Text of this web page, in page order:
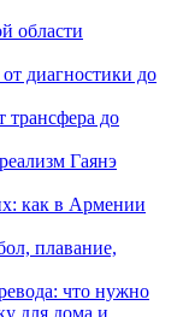
области
диагностики до
трансфера до
Гаянэ
как в Армении
плавание,
что нужно